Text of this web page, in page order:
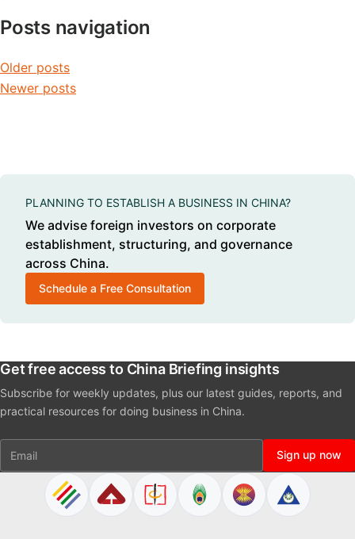
Posts navigation
Older posts
Newer posts
PLANNING TO ESTABLISH A BUSINESS IN CHINA?
We advise foreign investors on corporate
establishment, structuring, and governance
across China.
Schedule a Free Consultation
Get free access to China Briefing insights
Subscribe for weekly updates, plus our latest guides, reports, and
practical resources for doing business in China.
Email Sign up now